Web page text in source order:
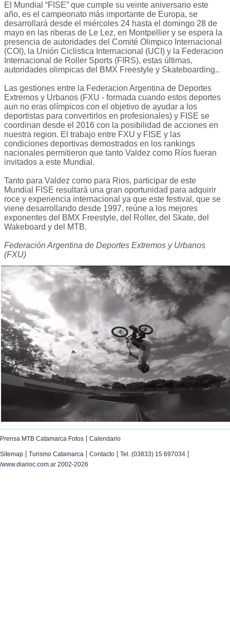
El Mundial “FISE” que cumple su veinte aniversario este
año, es el campeonato más importante de Europa, se
desarrollará desde el miércoles 24 hasta el domingo 28 de
mayo en las riberas de Le Lez, en Montpellier y se espera la
presencia de autoridades del Comité Olimpico Internacional
(COI), la Unión Ciclistica Internacional (UCI) y la Federacion
Internacional de Roller Sports (FIRS), estas últimas,
autoridades olimpicas del BMX Freestyle y Skateboarding..
Las gestiones entre la Federacion Argentina de Deportes
Extremos y Urbanos (FXU - formada cuando estos deportes
aun no eras olímpicos con el objetivo de ayudar a los
deportistas para convertirlos en profesionales) y FISE se
coordinan desde el 2016 con la posibilidad de acciones en
nuestra region. El trabajo entre FXU y FISE y las
condiciones deportivas demostrados en los rankings
nacionales permitieron que tanto Valdez como Ríos fueran
invitados a este Mundial.
Tanto para Valdez como para Rios, participar de este
Mundial FISE resultará una gran oportunidad para adquirir
roce y experiencia internacional ya que este festival, que se
viene desarrollando desde 1997, reúne a los mejores
exponentes del BMX Freestyle, del Roller, del Skate, del
Wakeboard y del MTB.
Federación Argentina de Deportes Extremos y Urbanos
(FXU)
Prensa MTB Catamarca Fotos | Calendario
Sitemap | Turismo Catamarca | Contacto | Tel. (03833) 15 697034 |
/www.diarioc.com.ar 2002-2026